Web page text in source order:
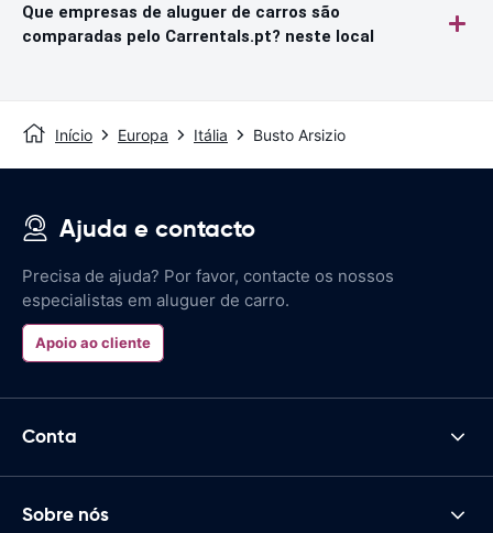
Que empresas de aluguer de carros são
comparadas pelo Carrentals.pt? neste local
Início Europa Itália Busto Arsizio
Ajuda e contacto
Precisa de ajuda? Por favor, contacte os nossos
especialistas em aluguer de carro.
Apoio ao cliente
Conta
Sobre nós